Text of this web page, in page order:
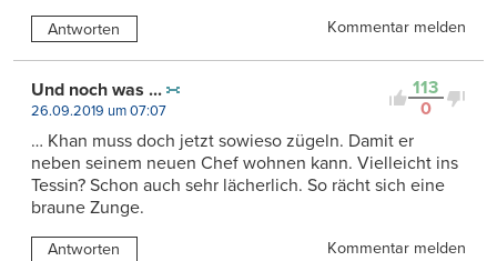
Antworten Kommentar melden
113
0
Und noch was ...
26.09.2019 um 07:07
… Khan muss doch jetzt sowieso zügeln. Damit er
neben seinem neuen Chef wohnen kann. Vielleicht ins
Tessin? Schon auch sehr lächerlich. So rächt sich eine
braune Zunge.
Antworten Kommentar melden